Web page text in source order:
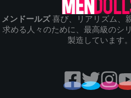
メンドールズ喜び、リアリズム、
求める人々のために、最高級のシ
製造しています。